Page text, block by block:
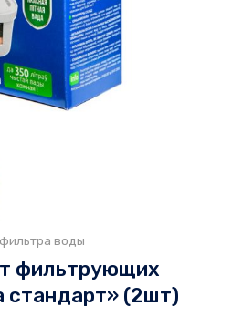
воды
фильтрующих
(2шт)